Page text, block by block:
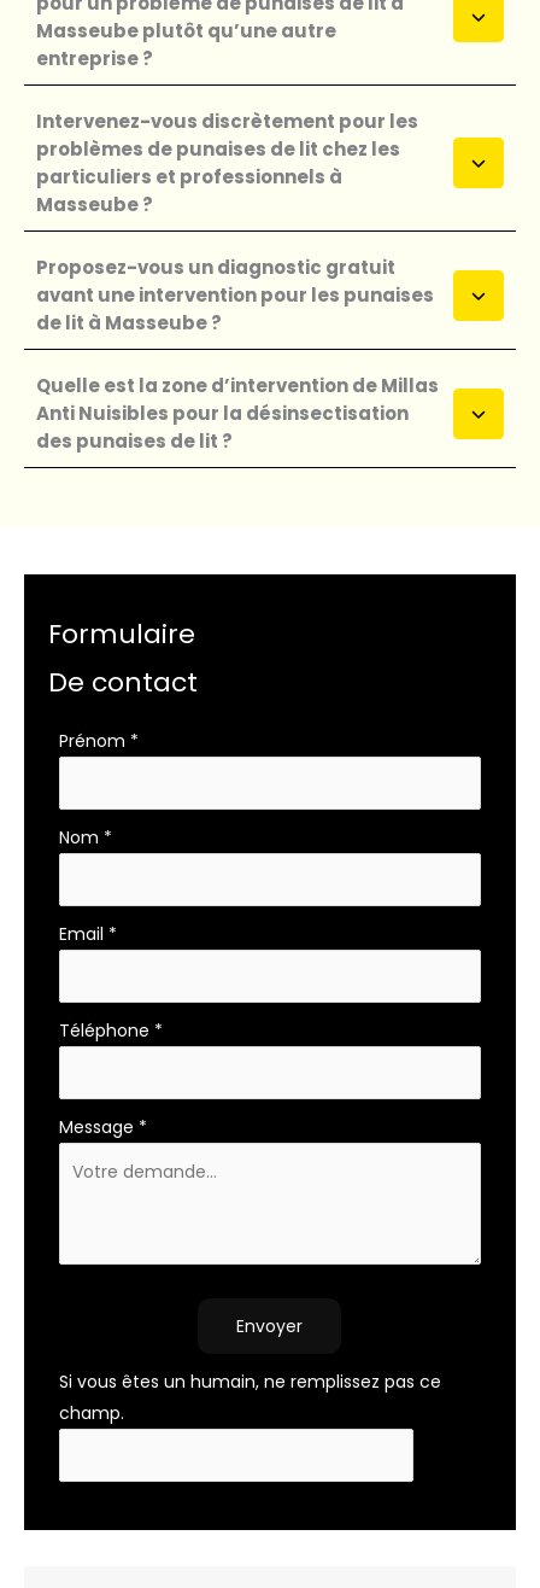
Masseube plutôt qu’une autre
entreprise ?
Intervenez-vous discrètement pour les
problèmes de punaises de lit chez les
particuliers et professionnels à
Masseube ?
Proposez-vous un diagnostic gratuit
avant une intervention pour les punaises
de lit à Masseube ?
Quelle est la zone d’intervention de Millas
Anti Nuisibles pour la désinsectisation
des punaises de lit ?
Formulaire
De contact
Formulaire
téléphone
Prénom *
Nom *
Email *
Téléphone *
Message *
Envoyer
Si vous êtes un humain, ne remplissez pas ce
champ.